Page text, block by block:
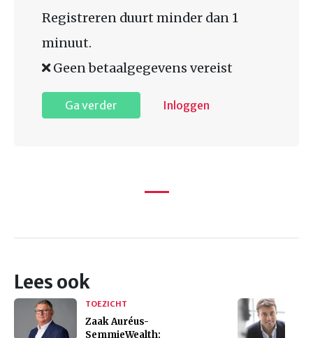
Registreren duurt minder dan 1
minuut.
Geen betaalgegevens vereist
Ga verder Inloggen
Lees ook
TOEZICHT
Zaak Auréus-
SemmieWealth: